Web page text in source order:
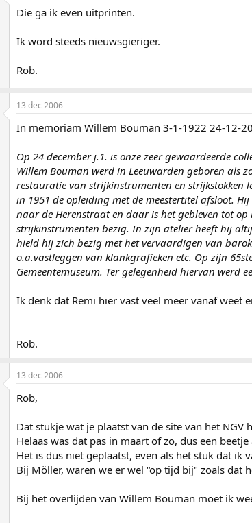
Die ga ik even uitprinten.
Ik word steeds nieuwsgieriger.
Rob.
13 dec 2006
In memoriam Willem Bouman 3-1-1922 24-12-
Op 24 december j.1. is onze zeer gewaardeerde
Willem Bouman werd in Leeuwarden geboren als
restauratie van strijkinstrumenten en
in 1951 de opleiding met de meestertitel afsloot.
naar de Herenstraat en daar is het gebleven tot
strijkinstrumenten bezig. In zijn atelier heeft hij
hield hij zich bezig met het vervaardigen van
o.a.vastleggen van klankgrafieken etc. Op zijn
Gemeentemuseum. Ter gelegenheid hiervan werd
Ik denk dat Remi hier vast veel meer vanaf weet
Rob.
13 dec 2006
Rob,
Dat stukje wat je plaatst van de site van het NGV
Helaas was dat pas in maart of zo, dus een
Het is dus niet geplaatst, even als het stuk dat ik
Bij Möller, waren we er wel “op tijd bij" zoals dat
Bij het overlijden van Willem Bouman moet ik